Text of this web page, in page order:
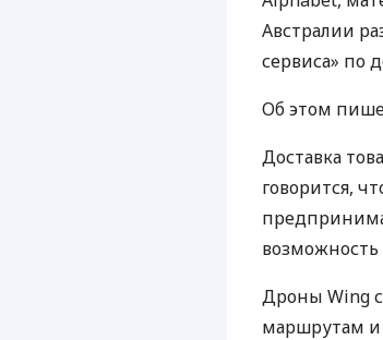
Австралии
сервиса» по
Об этом
Доставка
говорится,
Дроны Wing
маршрутам и